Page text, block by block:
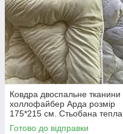
Ковдра двоспальне тканини
холлофайбер Арда розмір
175*215 см. Стьобана тепла
ковдра
Готово до відправки